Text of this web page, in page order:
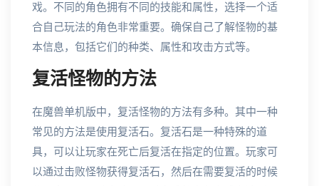
戏。不同的角色拥有不同的技能和属性，选择一个适
合自己玩法的角色非常重要。确保自己了解怪物的基
本信息，包括它们的种类、属性和攻击方式等。
复活怪物的方法
在魔兽单机版中，复活怪物的方法有多种。其中一种
常见的方法是使用复活石。复活石是一种特殊的道
具，可以让玩家在死亡后复活在指定的位置。玩家可
以通过击败怪物获得复活石，然后在需要复活的时候